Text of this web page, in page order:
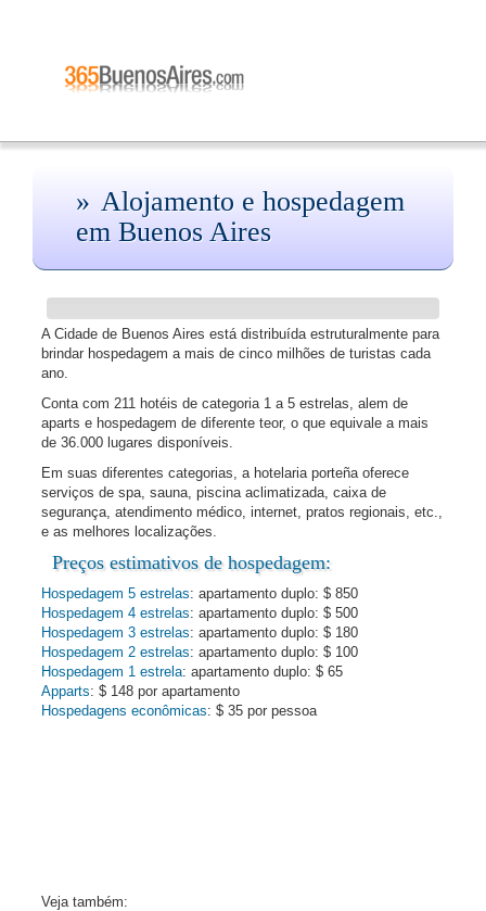
Alojamento e hospedagem
em Buenos Aires
A Cidade de Buenos Aires está distribuída estruturalmente para
brindar hospedagem a mais de cinco milhões de turistas cada
ano.
Conta com 211 hotéis de categoria 1 a 5 estrelas, alem de
aparts e hospedagem de diferente teor, o que equivale a mais
de 36.000 lugares disponíveis.
Em suas diferentes categorias, a hotelaria porteña oferece
serviços de spa, sauna, piscina aclimatizada, caixa de
segurança, atendimento médico, internet, pratos regionais, etc.,
e as melhores localizações.
Preços estimativos de hospedagem:
Hospedagem 5 estrelas: apartamento duplo: $ 850
Hospedagem 4 estrelas: apartamento duplo: $ 500
Hospedagem 3 estrelas: apartamento duplo: $ 180
Hospedagem 2 estrelas: apartamento duplo: $ 100
Hospedagem 1 estrela: apartamento duplo: $ 65
Apparts: $ 148 por apartamento
Hospedagens econômicas: $ 35 por pessoa
Veja também: